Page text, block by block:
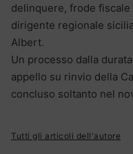
delinquere, frode fiscale
dirigente regionale
Albert.
Un processo dalla
appello su rinvio della
concluso soltanto nel
Tutti gli articoli dell'autore